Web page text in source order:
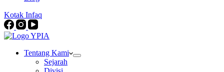
Kotak Infaq
Tentang Kami
Sejarah